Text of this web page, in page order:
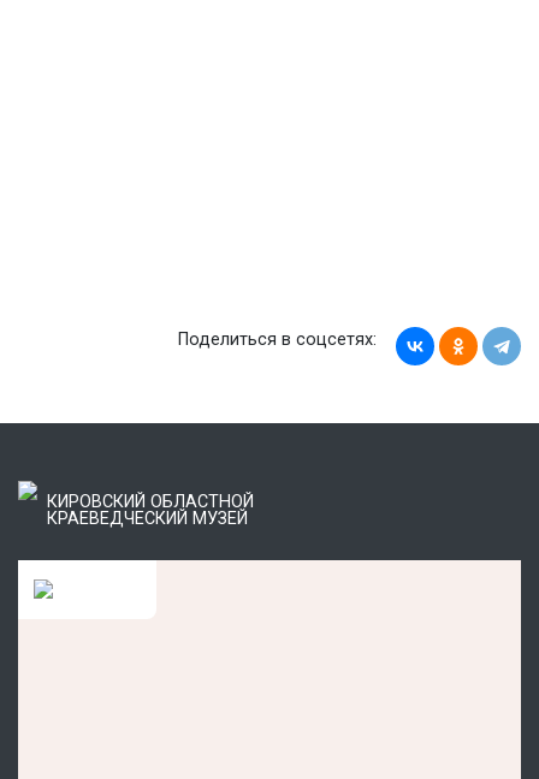
Поделиться в соцсетях:
КИРОВСКИЙ ОБЛАСТНОЙ
КРАЕВЕДЧЕСКИЙ МУЗЕЙ